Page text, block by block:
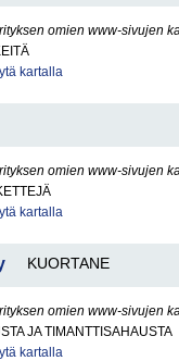
omien www-sivujen
kartalla
omien www-sivujen
kartalla
KUORTANE
omien www-sivujen
JA TIMANTTISAHAUSTA
kartalla